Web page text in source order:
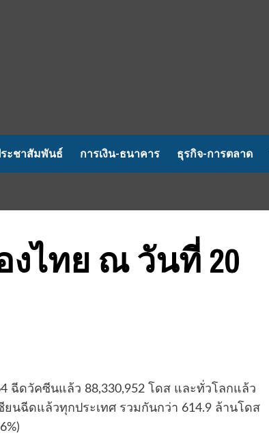
ะชาสัมพันธ์ การเงิน-ธนาคาร ธุรกิจ-การตลาด
ไทย ณ วันที่ 20
ฉีดวัคซีนแล้ว 88,330,952 โดส และทั่วโลกแล้ว
ยนฉีดแล้วทุกประเทศ รวมกันกว่า 614.9 ล้านโดส